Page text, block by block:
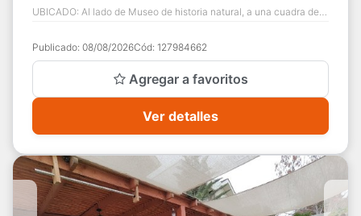
UBICADO: Al lado de Museo de historia natural, a una cuadra de
Publicado: 08/08/2026Cód: 127984662
Agregar a favoritos
Ver detalles